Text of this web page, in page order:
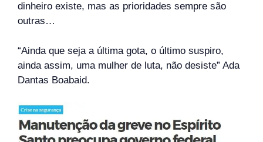
dinheiro existe, mas as prioridades sempre são
outras…
“Ainda que seja a última gota, o último suspiro,
ainda assim, uma mulher de luta, não desiste” Ada
Dantas Boabaid.